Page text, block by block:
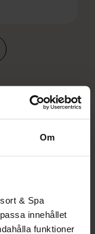
Om
& Spa
innehållet
funktioner